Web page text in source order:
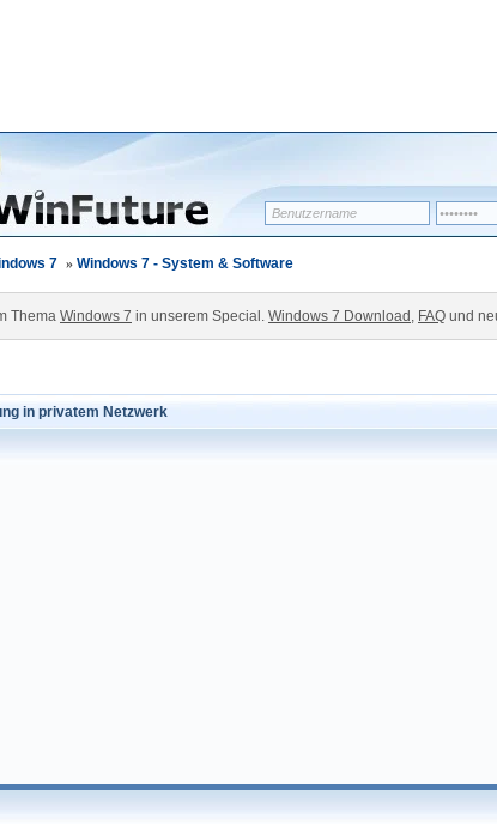
7 » Windows 7 - System & Software
Thema Windows 7 in unserem Special. Windows 7 Download , FAQ und
in privatem Netzwerk